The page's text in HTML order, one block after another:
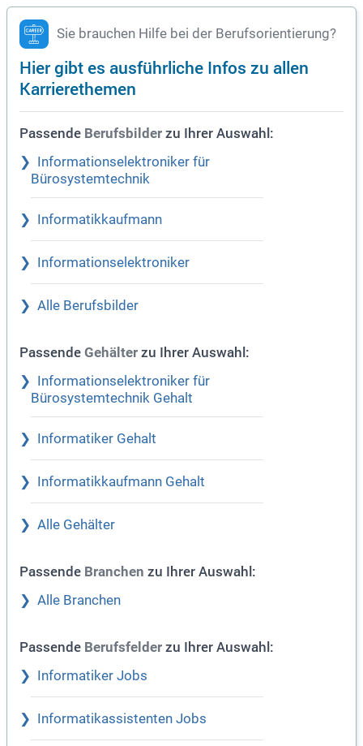
Sie brauchen Hilfe bei der Berufsorientierung?
Hier gibt es ausführliche Infos zu allen
Karrierethemen
Passende Berufsbilder zu Ihrer Auswahl:
Informationselektroniker für
Bürosystemtechnik
Informatikkaufmann
Informationselektroniker
Alle Berufsbilder
Passende Gehälter zu Ihrer Auswahl:
Informationselektroniker für
Bürosystemtechnik Gehalt
Informatiker Gehalt
Informatikkaufmann Gehalt
Alle Gehälter
Passende Branchen zu Ihrer Auswahl:
Alle Branchen
Passende Berufsfelder zu Ihrer Auswahl:
Informatiker Jobs
Informatikassistenten Jobs